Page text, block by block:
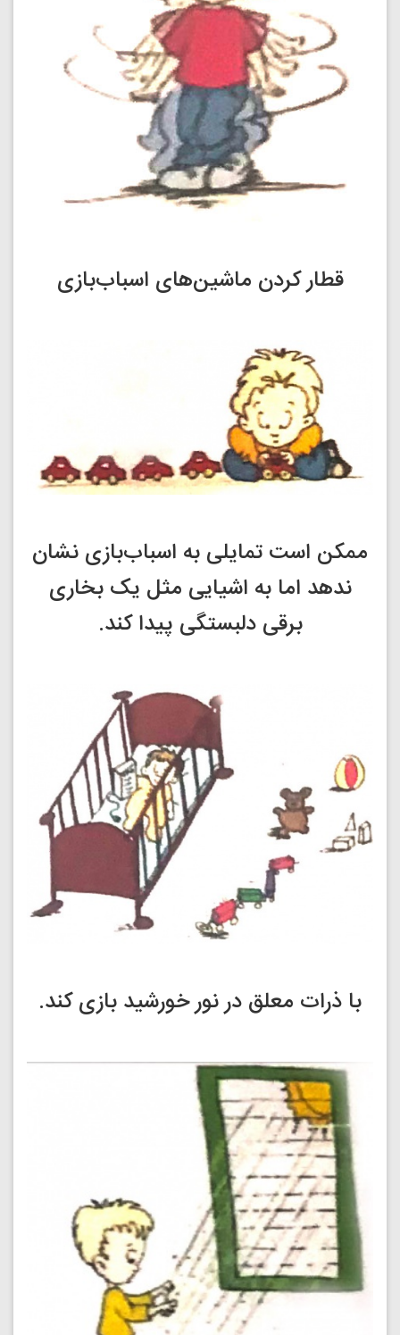
قطار کردن ماشین‌های اسباب‌بازی
ممکن است تمایلی به اسباب‌بازی نشان
ندهد اما به اشیایی مثل یک بخاری
برقی دلبستگی پیدا کند.
با ذرات معلق در نور خورشید بازی کند.